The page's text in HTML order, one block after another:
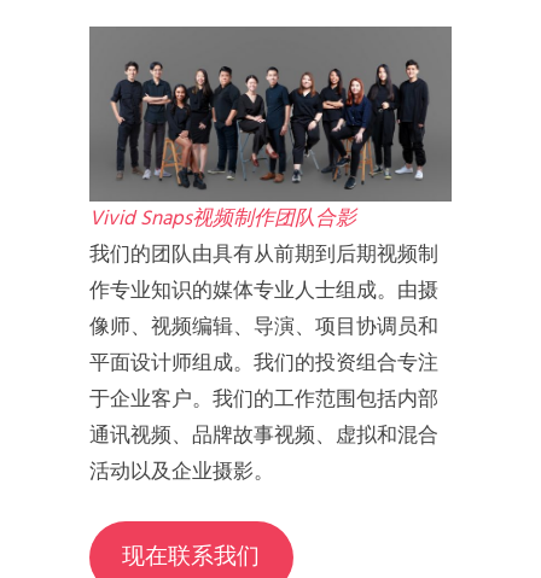
Vivid Snaps视频制作团队合影
我们的团队由具有从前期到后期视频制
作专业知识的媒体专业人士组成。由摄
像师、视频编辑、导演、项目协调员和
平面设计师组成。我们的投资组合专注
于企业客户。我们的工作范围包括内部
通讯视频、品牌故事视频、虚拟和混合
活动以及企业摄影。
现在联系我们